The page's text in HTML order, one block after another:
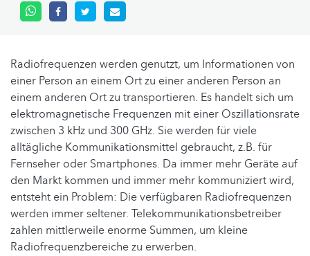
Radiofrequenzen werden genutzt, um Informationen von
einer Person an einem Ort zu einer anderen Person an
einem anderen Ort zu transportieren. Es handelt sich um
elektromagnetische Frequenzen mit einer Oszillationsrate
zwischen 3 kHz und 300 GHz. Sie werden für viele
alltägliche Kommunikationsmittel gebraucht, z.B. für
Fernseher oder Smartphones. Da immer mehr Geräte auf
den Markt kommen und immer mehr kommuniziert wird,
entsteht ein Problem: Die verfügbaren Radiofrequenzen
werden immer seltener. Telekommunikationsbetreiber
zahlen mittlerweile enorme Summen, um kleine
Radiofrequenzbereiche zu erwerben.